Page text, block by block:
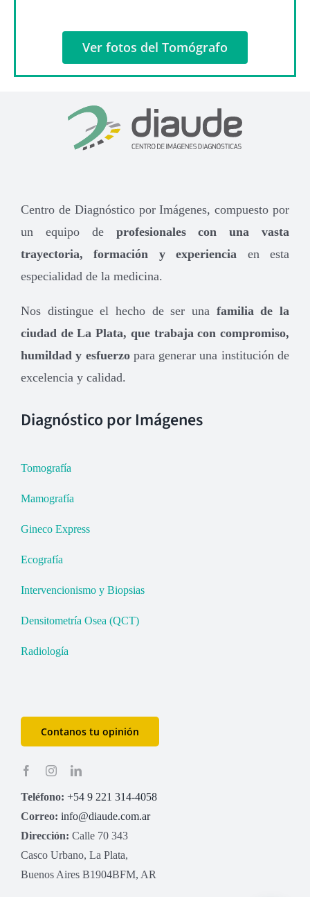
Ver fotos del Tomógrafo
Centro de Diagnóstico por Imágenes, compuesto por
un equipo de profesionales con una vasta
trayectoria, formación y experiencia en esta
especialidad de la medicina.
Nos distingue el hecho de ser una familia de la
ciudad de La Plata, que trabaja con compromiso,
humildad y esfuerzopara generar una institución de
excelencia y calidad.
Diagnóstico por Imágenes
Tomografía
Mamografía
Gineco Express
Ecografía
Intervencionismo y Biopsias
Densitometría Osea (QCT)
Radiología
Contanos tu opinión
Teléfono: +54 9 221 314-4058
Correo: info@diaude.com.ar
Dirección: Calle 70 343
Casco Urbano, La Plata,
Buenos Aires B1904BFM, AR